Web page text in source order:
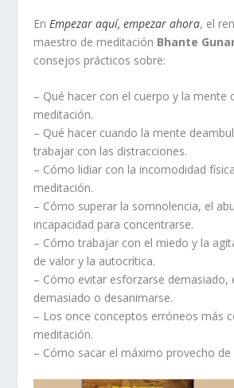
En Empezar aquí, empezar ahora, el
maestro de meditación Bhante
consejos prácticos sobre:
– Qué hacer con el cuerpo y la mente
meditación.
– Qué hacer cuando la mente
trabajar con las distracciones.
– Cómo lidiar con la incomodidad
meditación.
– Cómo superar la somnolencia, el
incapacidad para concentrarse.
– Cómo trabajar con el miedo y la
de valor y la autocrítica.
– Cómo evitar esforzarse demasiado,
demasiado o desanimarse.
– Los once conceptos erróneos más
meditación.
– Cómo sacar el máximo provecho de